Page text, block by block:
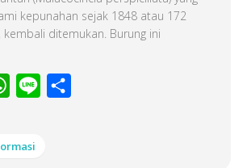
kepunahan sejak 1848 atau 172
kembali ditemukan. Burung ini
WhatsApp
Line